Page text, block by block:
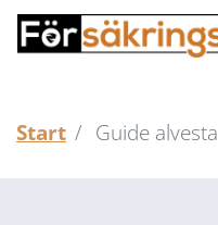
Start Guide alvesta